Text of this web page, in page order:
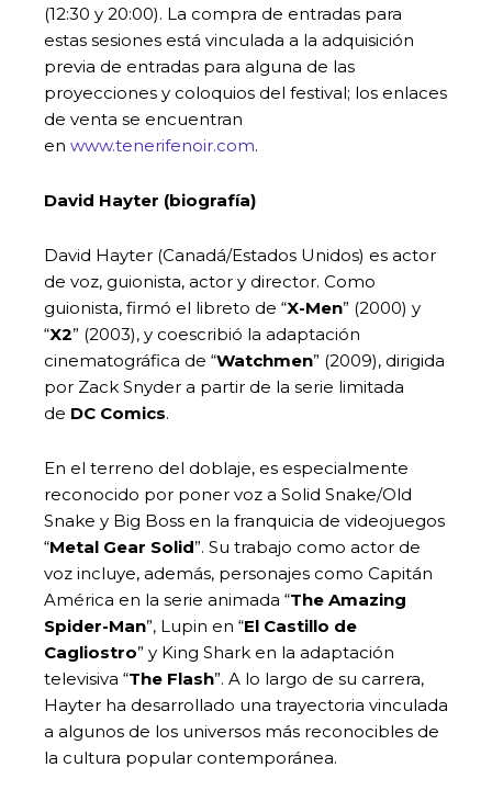
(12:30 y 20:00). La compra de entradas para
estas sesiones está vinculada a la adquisición
previa de entradas para alguna de las
proyecciones y coloquios del festival; los enlaces
de venta se encuentran
en www.tenerifenoir.com.
David Hayter (biografía)
David Hayter (Canadá/Estados Unidos) es actor
de voz, guionista, actor y director. Como
guionista, firmó el libreto de “X-Men” (2000) y
“X2” (2003), y coescribió la adaptación
cinematográfica de “Watchmen” (2009), dirigida
por Zack Snyder a partir de la serie limitada
de DC Comics.
En el terreno del doblaje, es especialmente
reconocido por poner voz a Solid Snake/Old
Snake y Big Boss en la franquicia de videojuegos
“Metal Gear Solid”. Su trabajo como actor de
voz incluye, además, personajes como Capitán
América en la serie animada “The Amazing
Spider-Man”, Lupin en “El Castillo de
Cagliostro” y King Shark en la adaptación
televisiva “The Flash”. A lo largo de su carrera,
Hayter ha desarrollado una trayectoria vinculada
a algunos de los universos más reconocibles de
la cultura popular contemporánea.